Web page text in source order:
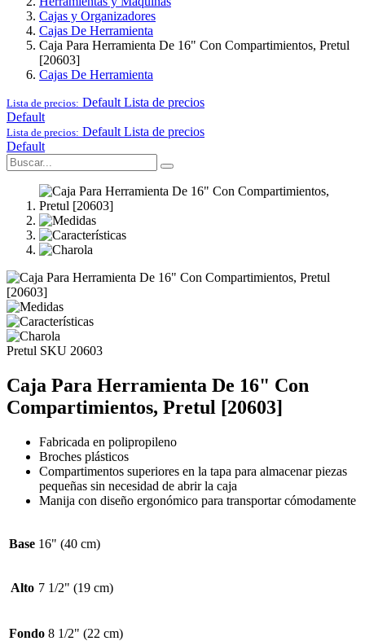
Cajas y Organizadores
Cajas De Herramienta
Caja Para Herramienta De 16" Con Compartimientos, Pretul
[20603]
Cajas De Herramienta
Lista de precios: Default Lista de precios
Default
Lista de precios: Default Lista de precios
Default
Pretul SKU 20603
Caja Para Herramienta De 16" Con
Compartimientos, Pretul [20603]
Fabricada en polipropileno
Broches plásticos
Compartimentos superiores en la tapa para almacenar piezas
pequeñas sin necesidad de abrir la caja
Manija con diseño ergonómico para transportar cómodamente
Base 16" (40 cm)
Alto 7 1/2" (19 cm)
Fondo 8 1/2" (22 cm)